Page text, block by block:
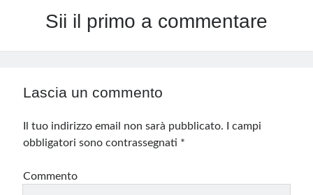
Sii il primo a commentare
Lascia un commento
Il tuo indirizzo email non sarà pubblicato.
I campi
obbligatori sono contrassegnati *
Commento